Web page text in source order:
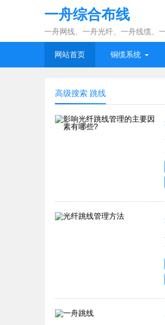
一舟综合布线
一舟网线、一舟光纤、一舟线缆、
网站首页 铜缆系统
高级搜索 跳线